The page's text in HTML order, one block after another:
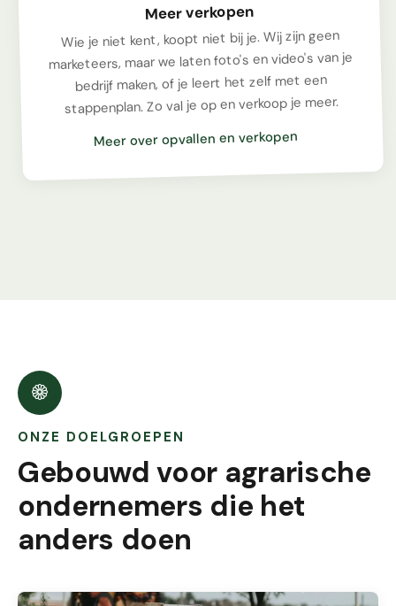
Meer verkopen
Wie je niet kent, koopt niet bij je. Wij zijn geen
marketeers, maar we laten foto's en video's van je
bedrijf maken, of je leert het zelf met een
stappenplan. Zo val je op en verkoop je meer.
Meer over opvallen en verkopen
ONZE DOELGROEPEN
Gebouwd voor agrarische
ondernemers die het
anders doen